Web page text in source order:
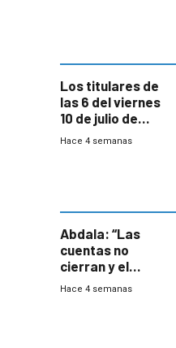
Los titulares de
las 6 del viernes
10 de julio de
2026
Hace 4 semanas
Abdala: “Las
cuentas no
cierran y el
balance del
Hace 4 semanas